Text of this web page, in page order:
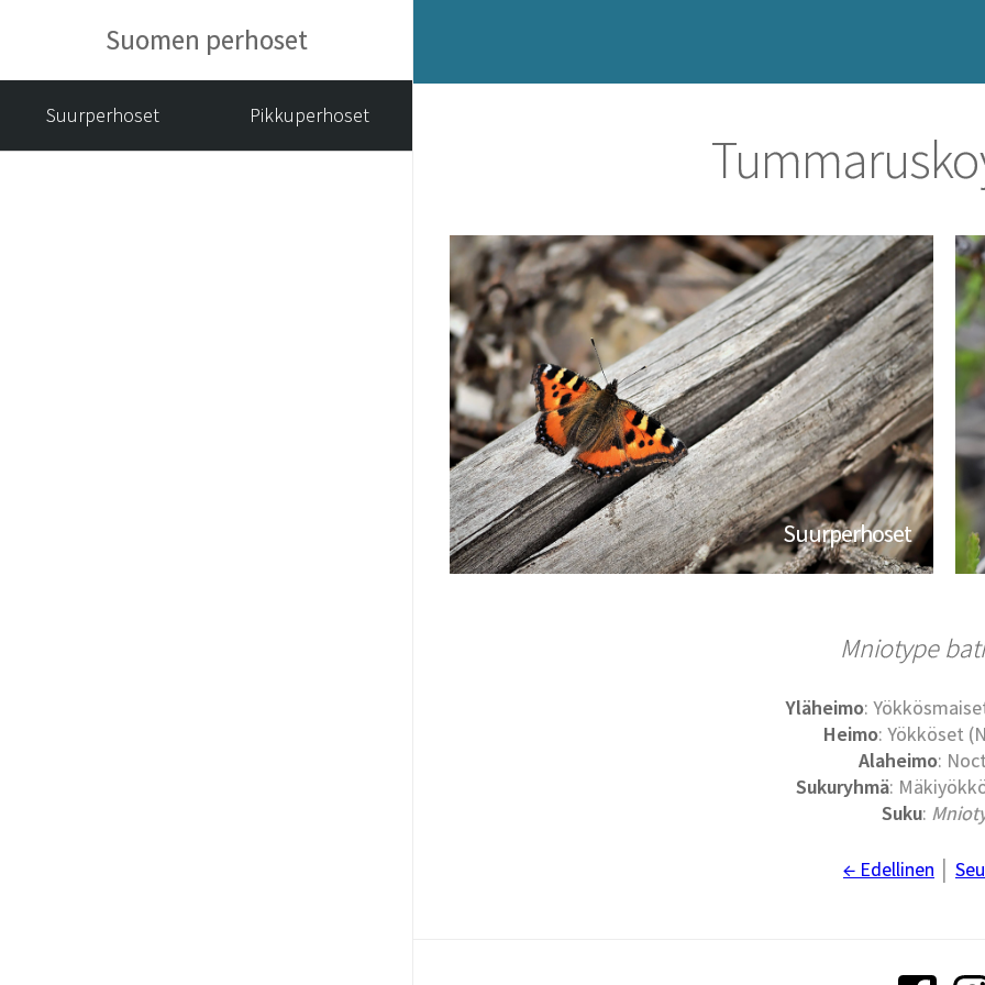
Suomen perhoset
Suurperhoset Pikkuperhoset
Suurperhoset
Mniotype
Yläheimo:
Heimo: Yökköset
Alaheimo:
Sukuryhmä:
Suku:
← Edellinen